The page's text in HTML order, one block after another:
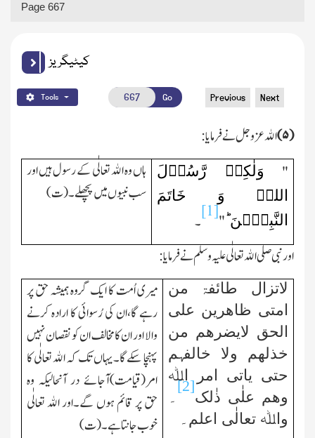
Page 667
کیٹیگریز
Tools Go Previous Next
(۵) اﷲ عزوجل نے فرمایا:
" وَلٰکِنۡ رَّسُوۡلَ
اللہِ وَ خَاتَمَ
النَّبِیّٖنَ ؕ"
[1]۔
ہاں وہ اﷲ تعالٰی کے رسول ہیں اور
سب نبیوں میں پچھلے۔(ت)
اور نبی صلی اﷲ تعالٰی علیہ وسلم نے فرمایا:
لاتزال طائفۃ من
امتی ظاھرین علی
الحق لایضرھم من
خذلھم ولا خالفہم
حتی یاتی امر اﷲ
وھم علٰی ذٰلک
[2]
۔
واﷲ تعالٰی اعلم۔
میری اُمت کا ایك گروہ ہمیشہ حق پر
رہے گا،ان کی رُسوائی کا ارادہ کرنے
والا اور ان کا مخالف ان کو نقصان نہیں
پہنچا سکے گا۔یہاں تك کہ اﷲ تعالٰی کا
امر(قیامت)آجائے در آنحالیکہ وہ
حق پر قائم ہوں گے۔اور اﷲ تعالٰی
خوب جانتا ہے۔(ت)